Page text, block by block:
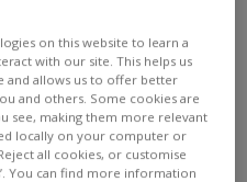
on this website to learn a
with our site. This helps us
and allows us to offer better
and others. Some cookies are
see, making them more relevant
locally on your computer or
all cookies, or customise
You can find more information